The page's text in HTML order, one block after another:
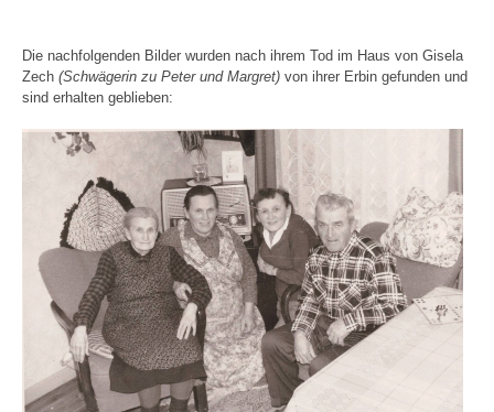
Die nachfolgenden Bilder wurden nach ihrem Tod im Haus von Gisela
Zech (Schwägerin zu Peter und Margret) von ihrer Erbin gefunden und
sind erhalten geblieben: